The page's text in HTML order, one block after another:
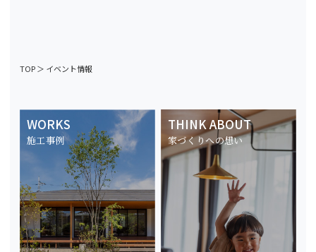
TOP＞ イベント情報
WORKS
施工事例
THINK ABOUT
家づくりへの想い